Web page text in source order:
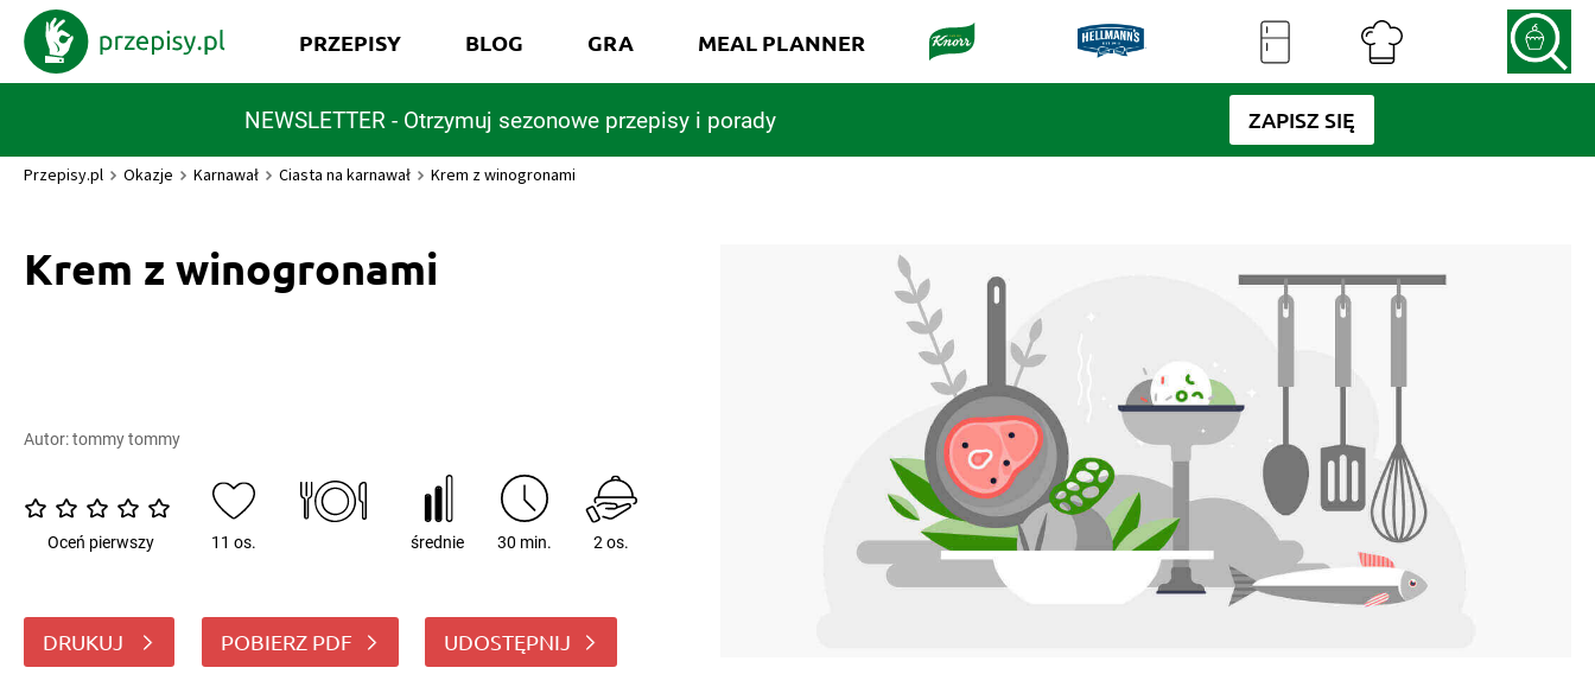
NEWSLETTER - Otrzymuj sezonowe przepisy i porady ZAPISZ SIĘ
PRZEPISY BLOG GRA MEAL PLANNER
Przepisy.pl Okazje Karnawał Ciasta na karnawał Krem z winogronami
Krem z winogronami
Autor:tommy tommy
Oceń pierwszy 11 os. średnie 30 min. 2 os.
DRUKUJ POBIERZ PDF UDOSTĘPNIJ